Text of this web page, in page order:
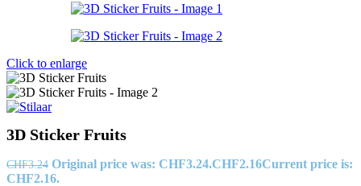
Click to enlarge
3D Sticker Fruits
CHF3.24 Original price was: CHF3.24.CHF2.16Current price is:
CHF2.16.